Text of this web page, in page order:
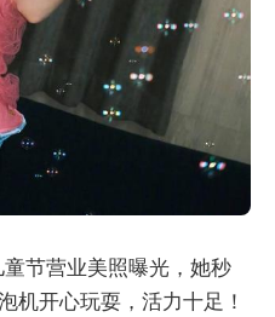
节营业美照曝光，她秒
机开心玩耍，活力十足！